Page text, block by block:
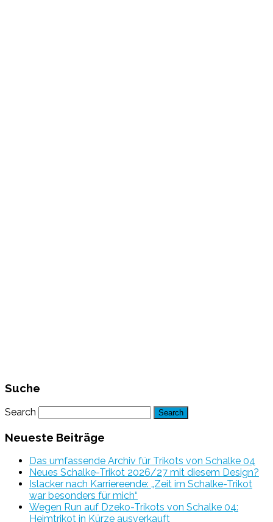
Suche
Search
Neueste Beiträge
Das umfassende Archiv für Trikots von Schalke 04
Neues Schalke-Trikot 2026/27 mit diesem Design?
Islacker nach Karriereende: „Zeit im Schalke-Trikot
war besonders für mich“
Wegen Run auf Dzeko-Trikots von Schalke 04:
Heimtrikot in Kürze ausverkauft